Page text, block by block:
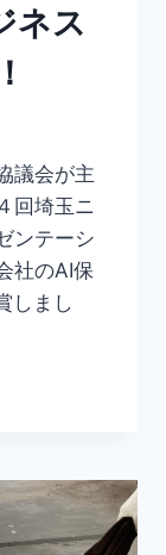
ネス
議会が主
回埼玉ニ
ンテーシ
社のAI保
しまし